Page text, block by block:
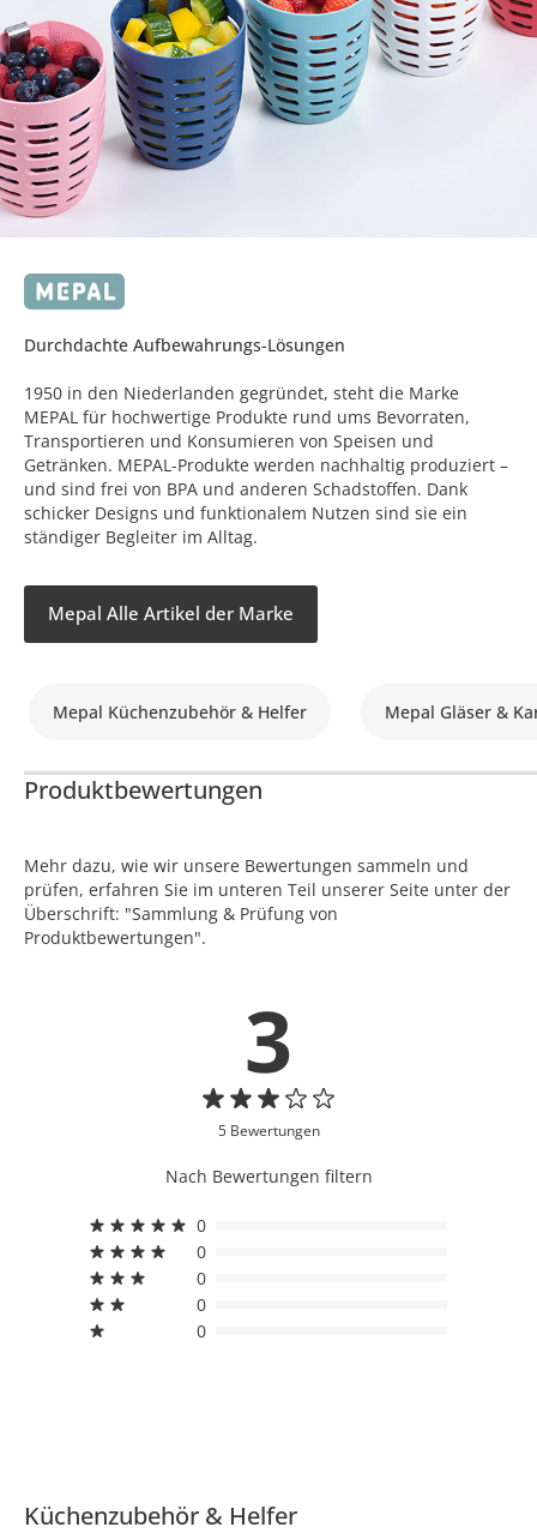
Durchdachte Aufbewahrungs-Lösungen
1950 in den Niederlanden gegründet, steht die Marke
MEPAL für hochwertige Produkte rund ums Bevorraten,
Transportieren und Konsumieren von Speisen und
Getränken. MEPAL-Produkte werden nachhaltig produziert –
und sind frei von BPA und anderen Schadstoffen. Dank
schicker Designs und funktionalem Nutzen sind sie ein
ständiger Begleiter im Alltag.
Mepal Alle Artikel der Marke
Mepal Küchenzubehör & Helfer Mepal Gläser &
Produktbewertungen
Mehr dazu, wie wir unsere Bewertungen sammeln und
prüfen, erfahren Sie im unteren Teil unserer Seite unter der
Überschrift: "Sammlung & Prüfung von
Produktbewertungen".
3
5 Bewertungen
Nach Bewertungen filtern
0
0
0
0
0
Küchenzubehör & Helfer